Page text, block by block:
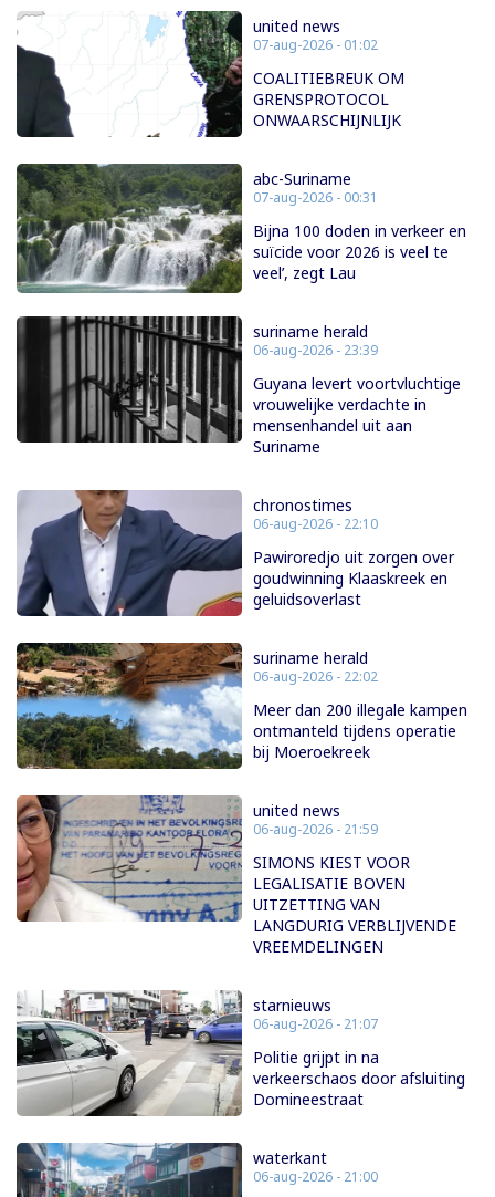
united news
07-aug-2026 - 01:02
COALITIEBREUK OM
GRENSPROTOCOL
ONWAARSCHIJNLIJK
abc-Suriname
07-aug-2026 - 00:31
Bijna 100 doden in verkeer en
suïcide voor 2026 is veel te
veel’, zegt Lau
suriname herald
06-aug-2026 - 23:39
Guyana levert voortvluchtige
vrouwelijke verdachte in
mensenhandel uit aan
Suriname
chronostimes
06-aug-2026 - 22:10
Pawiroredjo uit zorgen over
goudwinning Klaaskreek en
geluidsoverlast
suriname herald
06-aug-2026 - 22:02
Meer dan 200 illegale kampen
ontmanteld tijdens operatie
bij Moeroekreek
united news
06-aug-2026 - 21:59
SIMONS KIEST VOOR
LEGALISATIE BOVEN
UITZETTING VAN
LANGDURIG VERBLIJVENDE
VREEMDELINGEN
starnieuws
06-aug-2026 - 21:07
Politie grijpt in na
verkeerschaos door afsluiting
Domineestraat
waterkant
06-aug-2026 - 21:00